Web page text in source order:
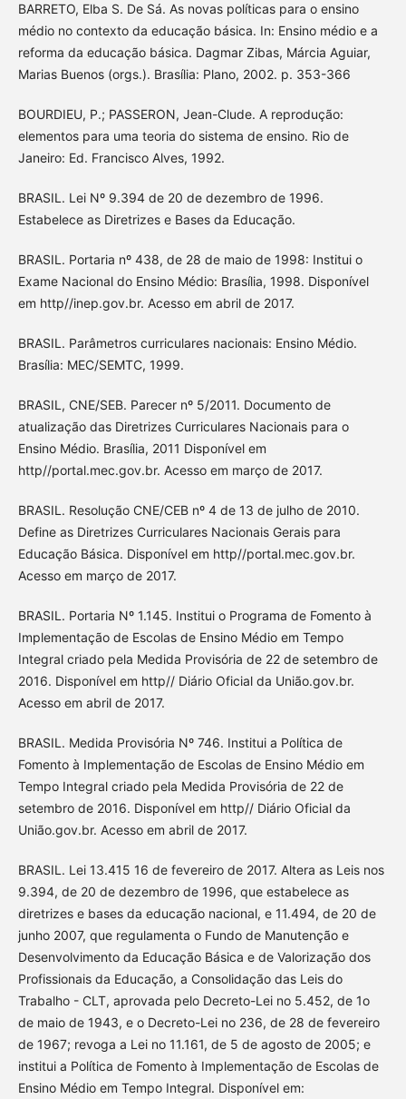
BARRETO, Elba S. De Sá. As novas políticas para o ensino
médio no contexto da educação básica. In: Ensino médio e a
reforma da educação básica. Dagmar Zibas, Márcia Aguiar,
Marias Buenos (orgs.). Brasília: Plano, 2002. p. 353-366
BOURDIEU, P.; PASSERON, Jean-Clude. A reprodução:
elementos para uma teoria do sistema de ensino. Rio de
Janeiro: Ed. Francisco Alves, 1992.
BRASIL. Lei Nº 9.394 de 20 de dezembro de 1996.
Estabelece as Diretrizes e Bases da Educação.
BRASIL. Portaria nº 438, de 28 de maio de 1998: Institui o
Exame Nacional do Ensino Médio: Brasília, 1998. Disponível
em http//inep.gov.br. Acesso em abril de 2017.
BRASIL. Parâmetros curriculares nacionais: Ensino Médio.
Brasília: MEC/SEMTC, 1999.
BRASIL, CNE/SEB. Parecer nº 5/2011. Documento de
atualização das Diretrizes Curriculares Nacionais para o
Ensino Médio. Brasília, 2011 Disponível em
http//portal.mec.gov.br. Acesso em março de 2017.
BRASIL. Resolução CNE/CEB nº 4 de 13 de julho de 2010.
Define as Diretrizes Curriculares Nacionais Gerais para
Educação Básica. Disponível em http//portal.mec.gov.br.
Acesso em março de 2017.
BRASIL. Portaria Nº 1.145. Institui o Programa de Fomento à
Implementação de Escolas de Ensino Médio em Tempo
Integral criado pela Medida Provisória de 22 de setembro de
2016. Disponível em http// Diário Oficial da União.gov.br.
Acesso em abril de 2017.
BRASIL. Medida Provisória Nº 746. Institui a Política de
Fomento à Implementação de Escolas de Ensino Médio em
Tempo Integral criado pela Medida Provisória de 22 de
setembro de 2016. Disponível em http// Diário Oficial da
União.gov.br. Acesso em abril de 2017.
BRASIL. Lei 13.415 16 de fevereiro de 2017. Altera as Leis nos
9.394, de 20 de dezembro de 1996, que estabelece as
diretrizes e bases da educação nacional, e 11.494, de 20 de
junho 2007, que regulamenta o Fundo de Manutenção e
Desenvolvimento da Educação Básica e de Valorização dos
Profissionais da Educação, a Consolidação das Leis do
Trabalho - CLT, aprovada pelo Decreto-Lei no 5.452, de 1o
de maio de 1943, e o Decreto-Lei no 236, de 28 de fevereiro
de 1967; revoga a Lei no 11.161, de 5 de agosto de 2005; e
institui a Política de Fomento à Implementação de Escolas de
Ensino Médio em Tempo Integral. Disponível em: